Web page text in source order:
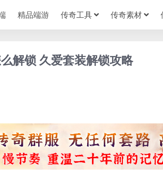
精品端游 传奇工具 传奇素材
解锁 久爱套装解锁攻略